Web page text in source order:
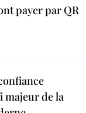
payer par QR
majeur de la